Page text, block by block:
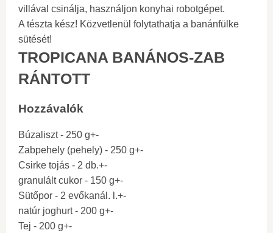
villával csinálja, használjon konyhai robotgépet.
A tészta kész! Közvetlenül folytathatja a banánfülke
sütését!
TROPICANA BANÁNOS-ZAB
RÁNTOTT
Hozzávalók
Búzaliszt - 250 g+-
Zabpehely (pehely) - 250 g+-
Csirke tojás - 2 db.+-
granulált cukor - 150 g+-
Sütőpor - 2 evőkanál. l.+-
natúr joghurt - 200 g+-
Tej - 200 g+-